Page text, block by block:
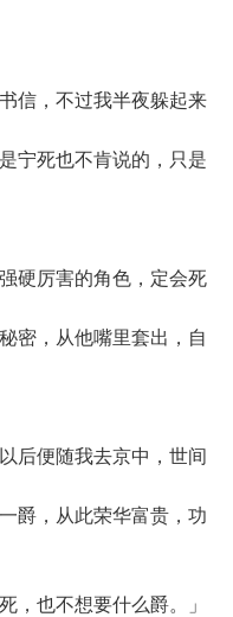
，不过我半夜躲起来
宁死也不肯说的，只是
厉害的角色，定会死
密，从他嘴里套出，自
便随我去京中，世间
爵，从此荣华富贵，功
也不想要什么爵。」